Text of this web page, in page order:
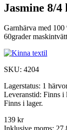
Jasmine 8/
Garnhärva med
60grader
SKU: 4204
Lagerstatus: 1
Leveranstid: Finns i
Finns i lager.
139 kr